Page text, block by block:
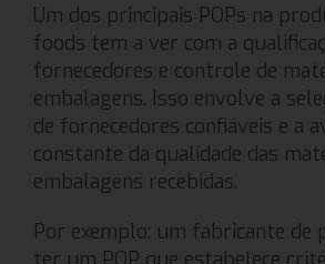
Um dos principais POPs na
foods tem a ver com a
fornecedores e controle de
embalagens. Isso envolve a
de fornecedores confiáveis e a
constante da qualidade das
embalagens recebidas.
Por exemplo: um fabricante de